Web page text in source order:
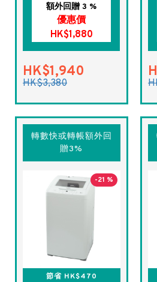
額外回贈 3 %
優惠價
HK$1,880
HK$1,940
HK$3,380
轉數快或轉帳額外回
贈3%
-21 %
節省 HK$470